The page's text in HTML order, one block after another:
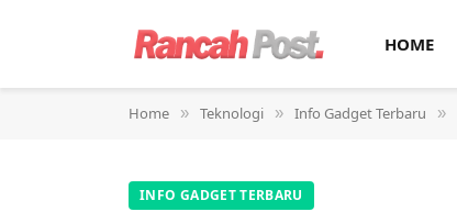
HOME
Home » Teknologi » Info Gadget Terbaru »
INFO GADGET TERBARU